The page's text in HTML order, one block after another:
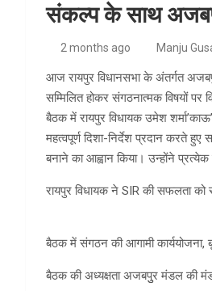
संकल्प के साथ
2 months ago Manju
आज रायपुर विधानसभा के अंतर्गत
सम्मिलित होकर संगठनात्मक विषयों पर
बैठक में रायपुर विधायक उमेश
महत्वपूर्ण दिशा-निर्देश प्रदान करते
बनाने का आह्वान किया। उन्होंने
रायपुर विधायक ने SIR की सफलता को
बैठक में संगठन की आगामी कार्ययोजना,
बैठक की अध्यक्षता अजबपुुर मंडल की